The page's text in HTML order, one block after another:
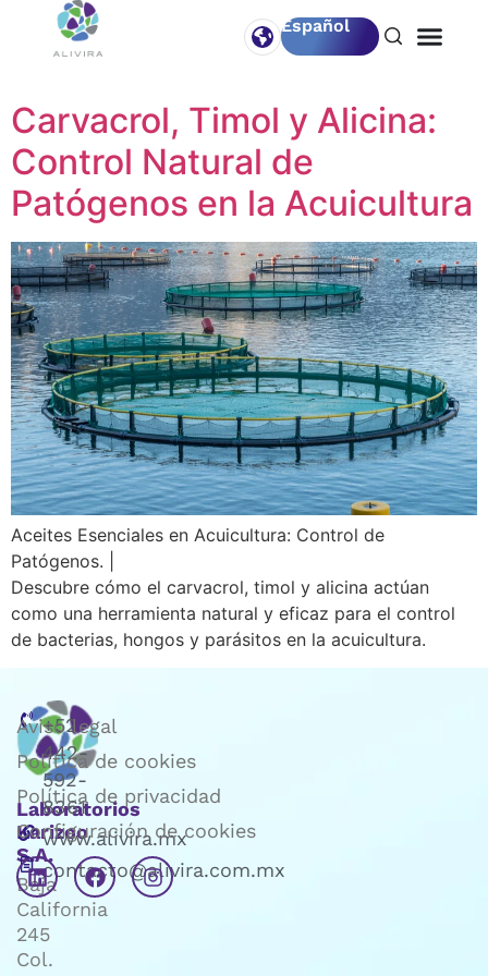
Español
Etiqueta: Acuicultura
Carvacrol, Timol y Alicina:
Control Natural de
Patógenos en la Acuicultura
Aceites Esenciales en Acuicultura: Control de
Patógenos. |
Descubre cómo el carvacrol, timol y alicina actúan
como una herramienta natural y eficaz para el control
de bacterias, hongos y parásitos en la acuicultura.
Laboratorios
Karizoo
S.A.
Baja
California
245
Col.
+52
442-
592-
8361
www.alivira.mx
contacto@alivira.com.mx
Aviso legal
Política de cookies
Política de privacidad
Configuración de cookies